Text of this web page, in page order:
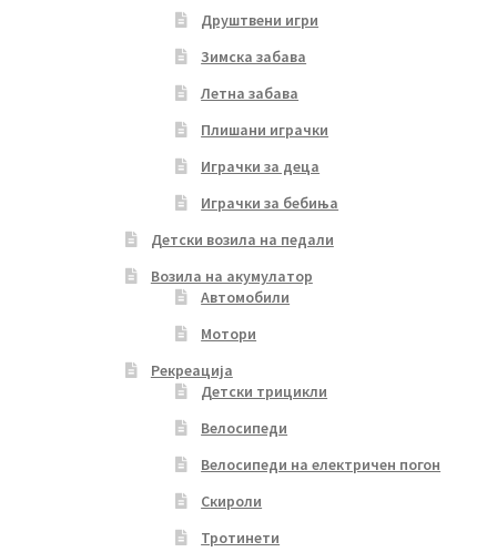
Друштвени игри
Зимска забава
Летна забава
Плишани играчки
Играчки за деца
Играчки за бебиња
Детски возила на педали
Возила на акумулатор
Автомобили
Мотори
Рекреација
Детски трицикли
Велосипеди
Велосипеди на електричен погон
Скироли
Тротинети